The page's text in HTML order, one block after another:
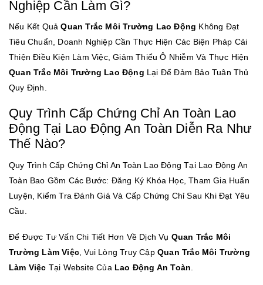
Nghiệp Cần Làm Gì?
Nếu Kết QuảQuan Trắc Môi Trường Lao Động Không Đạt
Tiêu Chuẩn, Doanh Nghiệp Cần Thực Hiện Các Biện Pháp Cải
Thiện Điều Kiện Làm Việc, Giảm Thiểu Ô Nhiễm Và Thực Hiện
Quan Trắc Môi Trường Lao Động Lại Để Đảm Bảo Tuân Thủ
Quy Định.
Quy Trình Cấp Chứng Chỉ An Toàn Lao
Động Tại Lao Động An Toàn Diễn Ra Như
Thế Nào?
Quy Trình Cấp Chứng Chỉ An Toàn Lao Động Tại Lao Động An
Toàn Bao Gồm Các Bước: Đăng Ký Khóa Học, Tham Gia Huấn
Luyện, Kiểm Tra Đánh Giá Và Cấp Chứng Chỉ Sau Khi Đạt Yêu
Cầu.
Để Được Tư Vấn Chi Tiết Hơn Về Dịch Vụ Quan Trắc Môi
Trường Làm Việc , Vui Lòng Truy Cập Quan Trắc Môi TrườNG
Làm Việc Tại Website Của Lao Động An Toàn